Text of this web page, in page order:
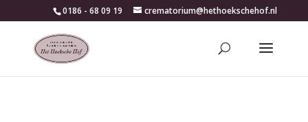
0186 - 68 09 19 crematorium@hethoekschehof.nl